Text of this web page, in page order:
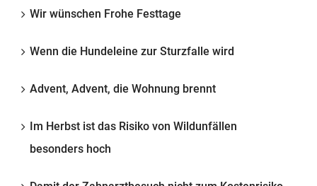
Wir wünschen Frohe Festtage
Wenn die Hundeleine zur Sturzfalle wird
Advent, Advent, die Wohnung brennt
Im Herbst ist das Risiko von Wildunfällen
besonders hoch